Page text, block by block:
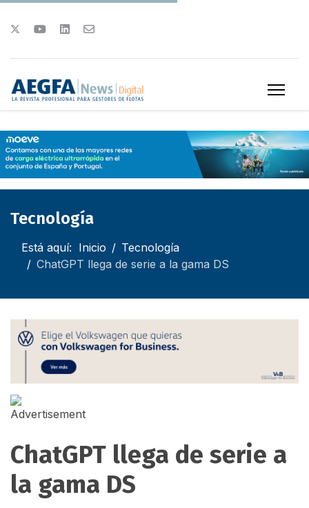
Tecnología
Está aquí: Inicio
Tecnología
ChatGPT llega de serie a la gama DS
ChatGPT llega de serie a
la gama DS